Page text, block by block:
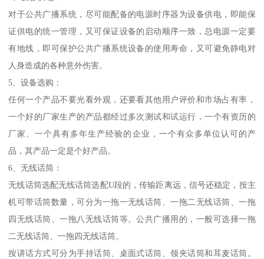
对于公共广播系统，尽可能配备的电源时序器为设备供电，即能保
证供电的统一管理，又可保证设备的启动顺序一致，总电源一定要
有地线，即可保护公共广播系统设备的使用寿命，又可避免静电对
人身造成的各种意外伤害。
5、设备选购：
任何一个产品不要光看外观，还要看其他用户评价和市场占有率，
一个好的厂家生产的产品都经过多次测试和试运行，一个有资历的
厂家、一个具有多年生产经验的企业，一个有众多单位认可的产
品，其产品一定是个好产品。
6、无线话筒：
无线话筒选配无线话筒选配U段的，传输距离远，信号还稳定，按主
机可带话筒数量，可分为一拖一无线话筒、一拖二无线话筒、一拖
四无线话筒、一拖八无线话筒等。公共广播用的，一般可选择一拖
二无线话筒、一拖四无线话筒。
按讲话方式可分为手持话筒、桌面式话筒、领夹话筒和耳麦话筒。